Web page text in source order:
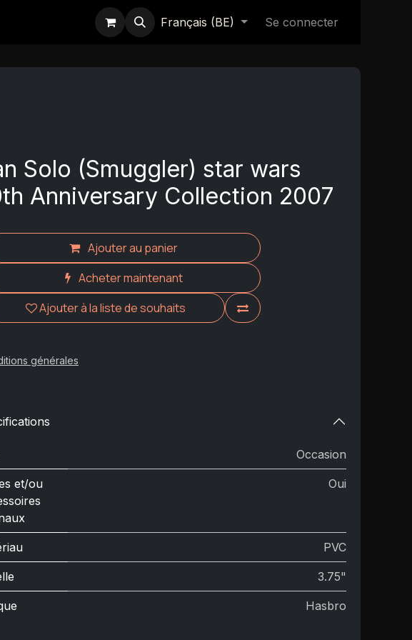
Français (BE) Se connecter
Solo (Smuggler) star wars
Anniversary Collection 2007
Ajouter au panier
Acheter maintenant
Ajouter à la liste de souhaits
générales
Occasion
et/ou
Oui
PVC
3.75"
Hasbro